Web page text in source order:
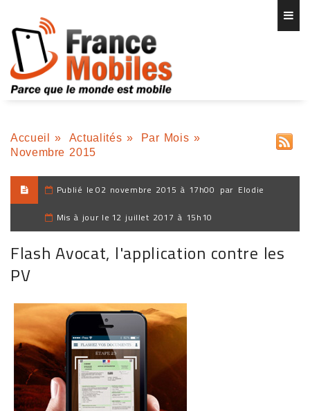
Accueil » Actualités » Par Mois »
Novembre 2015
Publié le 02 novembre 2015 à 17h00 par Elodie
Mis à jour le 12 juillet 2017 à 15h10
Flash Avocat, l'application contre les
PV